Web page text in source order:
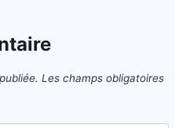
Les champs obligatoires